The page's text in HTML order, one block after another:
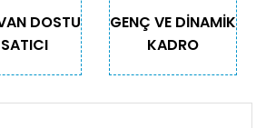
DOSTU
SATICI
GENÇ VE DİNAMİK
KADRO